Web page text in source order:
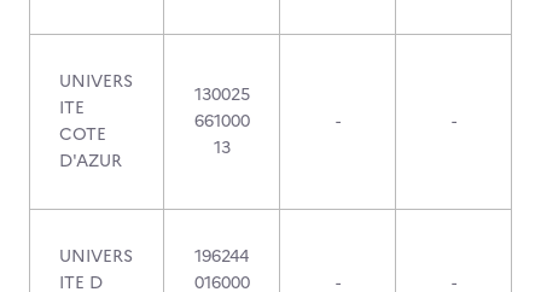
UNIVERS
ITE
COTE
D'AZUR
130025
661000
13
- -
UNIVERS
ITE D
196244
016000
- -